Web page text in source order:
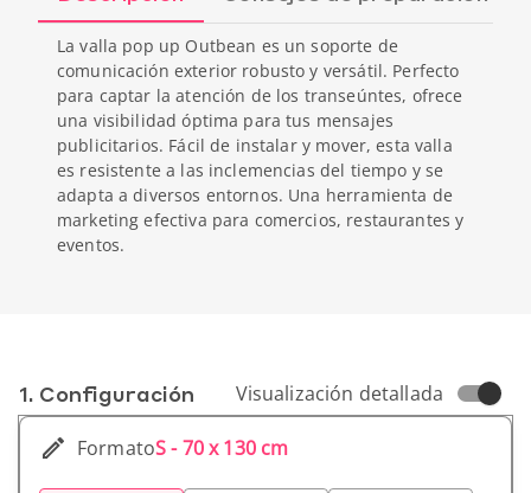
La valla pop up Outbean es un soporte de
comunicación exterior robusto y versátil. Perfecto
para captar la atención de los transeúntes, ofrece
una visibilidad óptima para tus mensajes
publicitarios. Fácil de instalar y mover, esta valla
es resistente a las inclemencias del tiempo y se
adapta a diversos entornos. Una herramienta de
marketing efectiva para comercios, restaurantes y
eventos.
1. Conf­iguración Visualización detallada
FormatoS - 70 x 130 cm